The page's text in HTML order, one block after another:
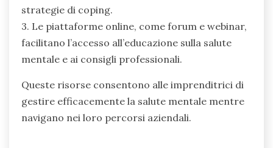
stress, ansia e sentimenti di isolamento.
1. I servizi di consulenza offrono supporto
personalizzato adattato alle sfide uniche
2. I gruppi di supporto forniscono una comunità
in cui le donne possono condividere esperienze e
strategie di coping.